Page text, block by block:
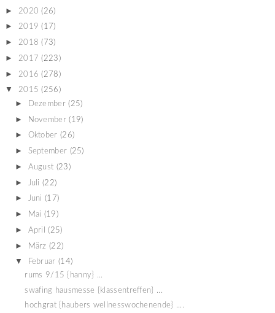
► 2020 (26)
► 2019 (17)
► 2018 (73)
► 2017 (223)
► 2016 (278)
▼ 2015 (256)
► Dezember (25)
► November (19)
► Oktober (26)
► September (25)
► August (23)
► Juli (22)
► Juni (17)
► Mai (19)
► April (25)
► März (22)
▼ Februar (14)
rums 9/15 {hanny} ...
swafing hausmesse {klassentreffen} ...
hochgrat {haubers wellnesswochenende} ....